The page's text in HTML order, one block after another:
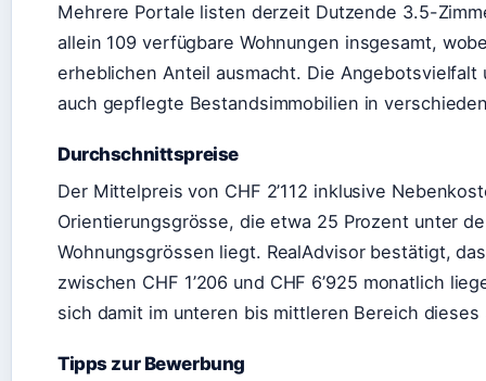
Mehrere Portale listen derzeit Dutzende 3.5-
allein 109 verfügbare Wohnungen insgesamt,
erheblichen Anteil ausmacht. Die
auch gepflegte Bestandsimmobilien in
Durchschnittspreise
Der Mittelpreis von CHF 2’112 inklusive
Orientierungsgrösse, die etwa 25 Prozent unter
Wohnungsgrössen liegt. RealAdvisor bestätigt,
zwischen CHF 1’206 und CHF 6’925 monatlich
sich damit im unteren bis mittleren Bereich dieses
Tipps zur Bewerbung